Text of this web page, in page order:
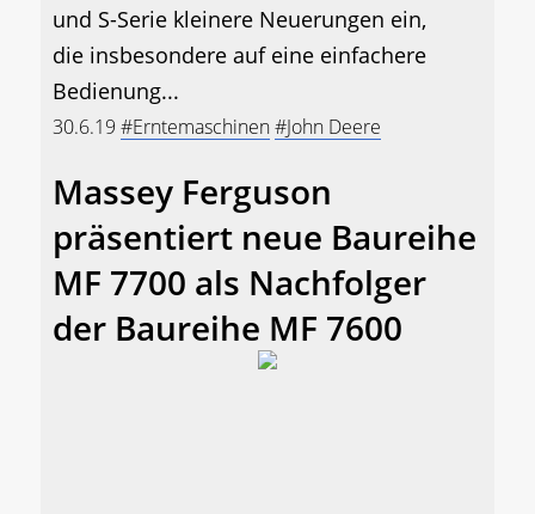
und S-Serie kleinere Neuerungen ein,
die insbesondere auf eine einfachere
Bedienung...
30.6.19 #Erntemaschinen#John Deere
Massey Ferguson
präsentiert neue Baureihe
MF 7700 als Nachfolger
der Baureihe MF 7600